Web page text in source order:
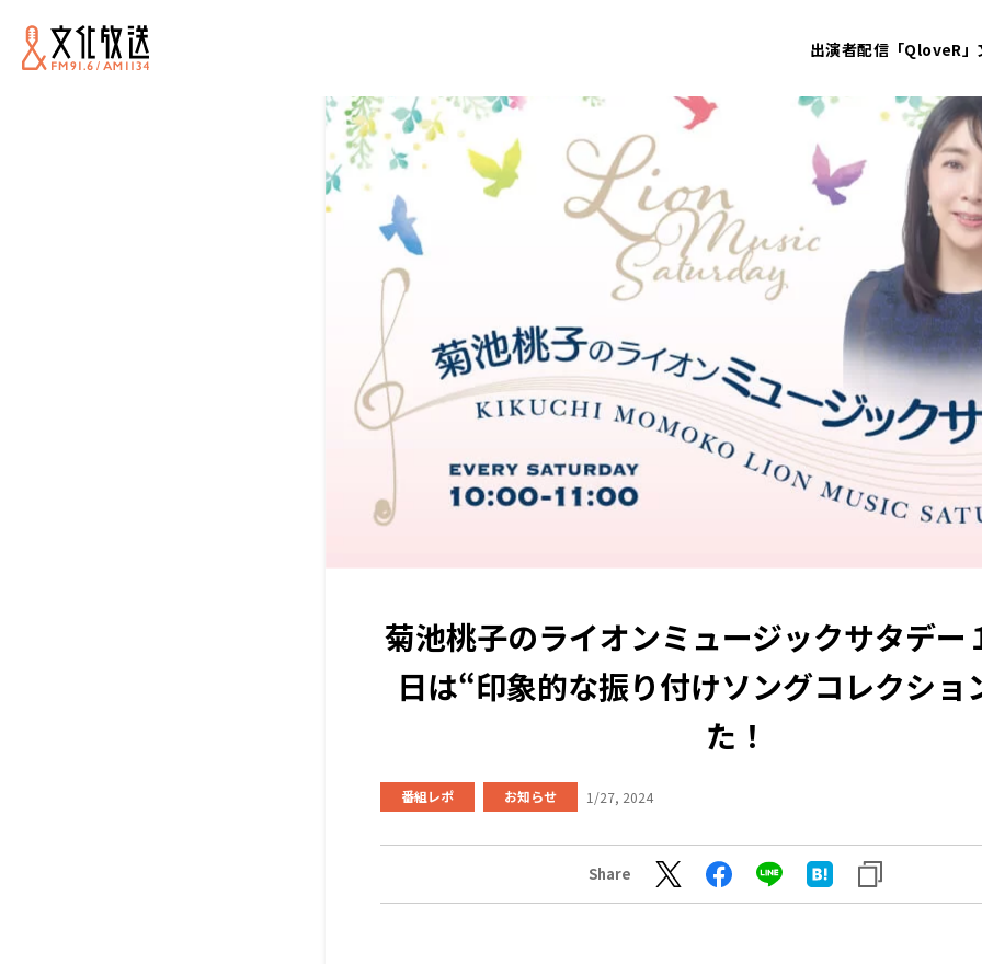
出演者配信「QloveR」
菊池桃子のライオンミュージックサタデー
日は“印象的な振り付けソングコレクショ
た！
番組レポ お知らせ 1/27, 2024
Share